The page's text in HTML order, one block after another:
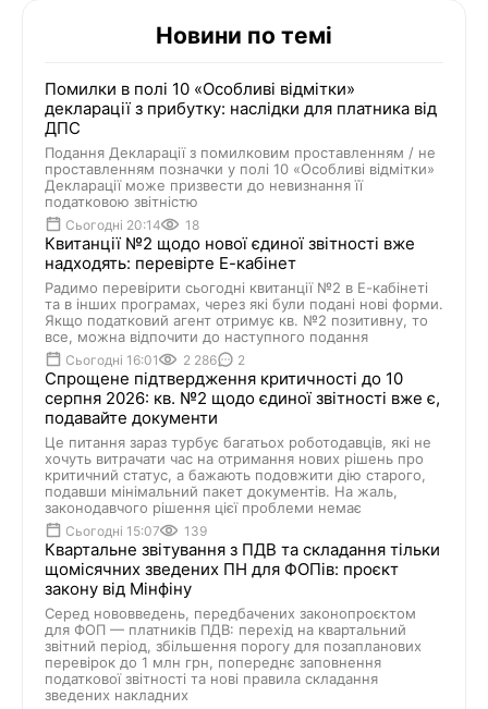
Новини по темі
Помилки в полі 10 «Особливі відмітки»
декларації з прибутку: наслідки для платника від
ДПС
Подання Декларації з помилковим проставленням / не
проставленням позначки у полі 10 «Особливі відмітки»
Декларації може призвести до невизнання її
податковою звітністю
Сьогодні 20:14 18
Квитанції №2 щодо нової єдиної звітності вже
надходять: перевірте Е-кабінет
Радимо перевірити сьогодні квитанції №2 в Е-кабінеті
та в інших програмах, через які були подані нові форми.
Якщо податковий агент отримує кв. №2 позитивну, то
все, можна відпочити до наступного подання
Сьогодні 16:01 2 286 2
Спрощене підтвердження критичності до 10
серпня 2026: кв. №2 щодо єдиної звітності вже є,
подавайте документи
Це питання зараз турбує багатьох роботодавців, які не
хочуть витрачати час на отримання нових рішень про
критичний статус, а бажають подовжити дію старого,
подавши мінімальний пакет документів. На жаль,
законодавчого рішення цієї проблеми немає
Сьогодні 15:07 139
Квартальне звітування з ПДВ та складання тільки
щомісячних зведених ПН для ФОПів: проєкт
закону від Мінфіну
Серед нововведень, передбачених законопроєктом
для ФОП — платників ПДВ: перехід на квартальний
звітний період, збільшення порогу для позапланових
перевірок до 1 млн грн, попереднє заповнення
податкової звітності та нові правила складання
зведених накладних